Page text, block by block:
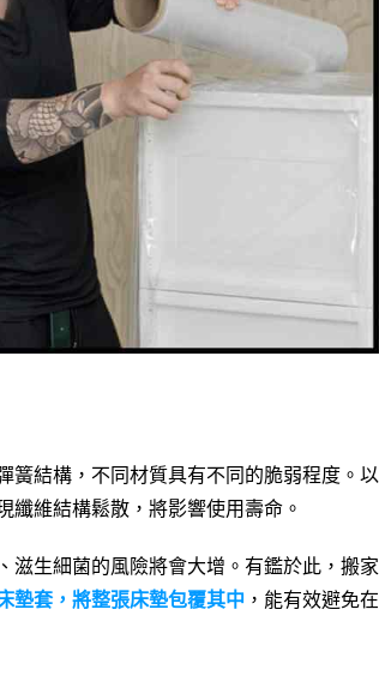
簧結構，不同材質具有不同的脆弱程度。以
纖維結構鬆散，將影響使用壽命。
滋生細菌的風險將會大增。有鑑於此，搬家
墊套，將整張床墊包覆其中 ，能有效避免在